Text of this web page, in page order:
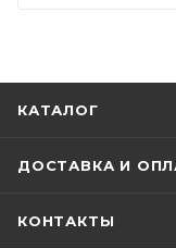
КАТАЛОГ
ДОСТАВКА И
КОНТАКТЫ